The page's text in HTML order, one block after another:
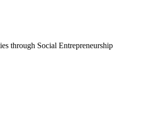
through Social Entrepreneurship